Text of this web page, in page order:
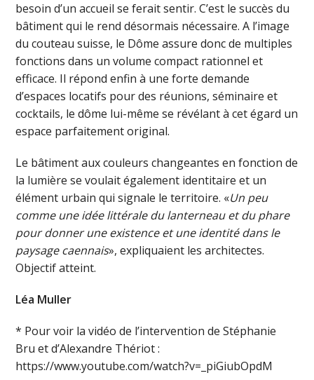
besoin d’un accueil se ferait sentir. C’est le succès du
bâtiment qui le rend désormais nécessaire. A l’image
du couteau suisse, le Dôme assure donc de multiples
fonctions dans un volume compact rationnel et
efficace. Il répond enfin à une forte demande
d’espaces locatifs pour des réunions, séminaire et
cocktails, le dôme lui-même se révélant à cet égard un
espace parfaitement original.
Le bâtiment aux couleurs changeantes en fonction de
la lumière se voulait également identitaire et un
élément urbain qui signale le territoire. «Un peu
comme une idée littérale du lanterneau et du phare
pour donner une existence et une identité dans le
paysage caennais», expliquaient les architectes.
Objectif atteint.
Léa Muller
* Pour voir la vidéo de l’intervention de Stéphanie
Bru et d’Alexandre Thériot :
https://www.youtube.com/watch?v=_piGiubOpdM